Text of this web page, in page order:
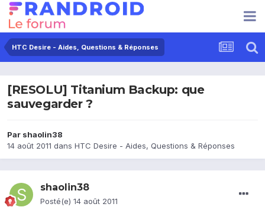
HTC Desire - Aides, Questions & Réponses
[RESOLU] Titanium Backup: que
sauvegarder ?
Par shaolin38
14 août 2011 dans HTC Desire - Aides, Questions & Réponses
shaolin38
Posté(e) 14 août 2011